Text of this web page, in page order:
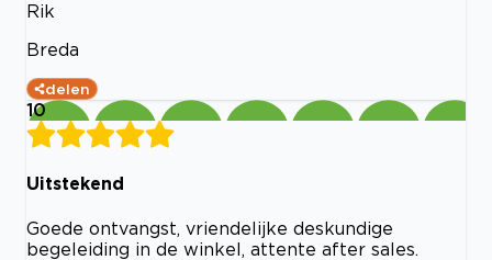
Rik
Breda
delen
10
Uitstekend
Goede ontvangst, vriendelijke deskundige
begeleiding in de winkel, attente after sales.